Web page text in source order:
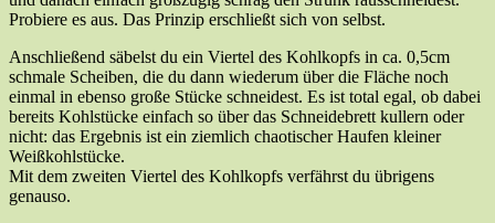
Probiere es aus. Das Prinzip erschließt sich von selbst.
Anschließend säbelst du ein Viertel des Kohlkopfs in ca. 0,5cm
schmale Scheiben, die du dann wiederum über die Fläche noch
einmal in ebenso große Stücke schneidest. Es ist total egal, ob dabei
bereits Kohlstücke einfach so über das Schneidebrett kullern oder
nicht: das Ergebnis ist ein ziemlich chaotischer Haufen kleiner
Weißkohlstücke.
Mit dem zweiten Viertel des Kohlkopfs verfährst du übrigens
genauso.